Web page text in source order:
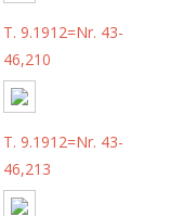
T. 9.1912=Nr. 43-
46,210
T. 9.1912=Nr. 43-
46,213